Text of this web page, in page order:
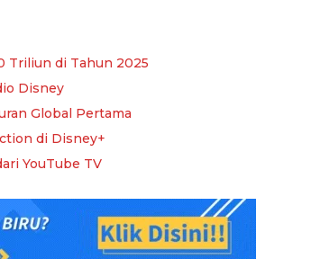
Triliun di Tahun 2025
Disney
Global Pertama
di Disney+
YouTube TV